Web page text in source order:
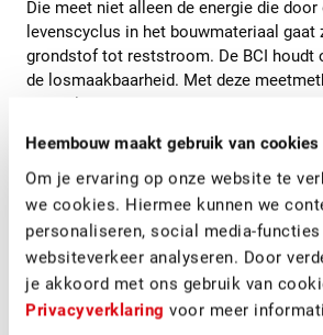
Heembouw maakt gebruik van cookies
Om je ervaring op onze website te
we cookies. Hiermee kunnen we
personaliseren, social media-
websiteverkeer analyseren. Door
je akkoord met ons gebruik van
Privacyverklaring voor meer
Die meet niet alleen de energie die door
levenscyclus in het bouwmateriaal gaat
grondstof tot reststroom. De BCI houdt
de losmaakbaarheid. Met deze
een nulmeting van een door Heembouw
Van standaard naar circulair
Uit de nulmeting ontdekten we dat we in
voornamelijk gebruik maken van nieuwe
nietbiobasedzijn. We denken bij het
ook nog niet standaard na over het